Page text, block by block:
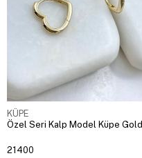
KÜPE
Özel Seri Kalp Model Küpe Gold
21400